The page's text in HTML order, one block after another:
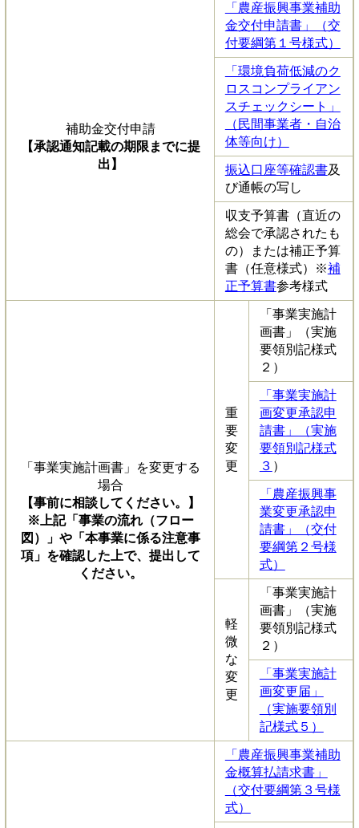
補助金交付申請
【承認通知記載の期限までに提
出】
「農産振興事業補助
金交付申請書」（交
付要綱第１号様式）
「環境負荷低減のク
ロスコンプライアン
スチェックシート」
（民間事業者・自治
体等向け）
振込口座等確認書及
び通帳の写し
収支予算書（直近の
総会で承認されたも
の）または補正予算
書（任意様式）※補
正予算書参考様式
「事業実施計画書」を変更する
場合
【事前に相談してください。】
※上記「事業の流れ（フロー
図）」や「本事業に係る注意事
項」を確認した上で、提出して
ください。
重
要
変
更
「事業実施計
画書」（実施
要領別記様式
２）
「事業実施計
画変更承認申
請書」（実施
要領別記様式
３ ）
「農産振興事
業変更承認申
請書」（交付
要綱第２号様
式）
軽
微
な
変
更
「事業実施計
画書」（実施
要領別記様式
２）
「事業実施計
画変更届」
（実施要領別
記様式５）
「農産振興事業補助
金概算払請求書」
（交付要綱第３号様
式）